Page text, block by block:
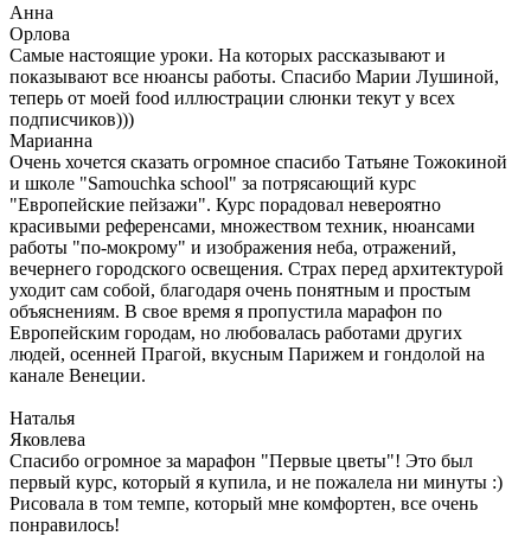
Анна
Орлова
Самые настоящие уроки. На которых рассказывают и
показывают все нюансы работы. Спасибо Марии Лушиной,
теперь от моей food иллюстрации слюнки текут у всех
подписчиков)))
Марианна
Очень хочется сказать огромное спасибо Татьяне Тожокиной
и школе "Samouchka school" за потрясающий курс
"Европейские пейзажи". Курс порадовал невероятно
красивыми референсами, множеством техник, нюансами
работы "по-мокрому" и изображения неба, отражений,
вечернего городского освещения. Страх перед архитектурой
уходит сам собой, благодаря очень понятным и простым
объяснениям. В свое время я пропустила марафон по
Европейским городам, но любовалась работами других
людей, осенней Прагой, вкусным Парижем и гондолой на
канале Венеции.
Наталья
Яковлева
Спасибо огромное за марафон "Первые цветы"! Это был
первый курс, который я купила, и не пожалела ни минуты :)
Рисовала в том темпе, который мне комфортен, все очень
понравилось!